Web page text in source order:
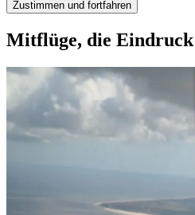
Zustimmen und fortfahren
Mitflüge, die Eindruck